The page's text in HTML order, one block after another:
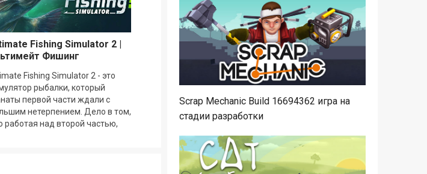
Fishing Simulator 2 |
Фишинг
Fishing Simulator 2 - это
рыбалки, который
первой части ждали с
нетерпением. Дело в том,
работая над второй частью,
Scrap Mechanic Build 16694362 игра на
стадии разработки